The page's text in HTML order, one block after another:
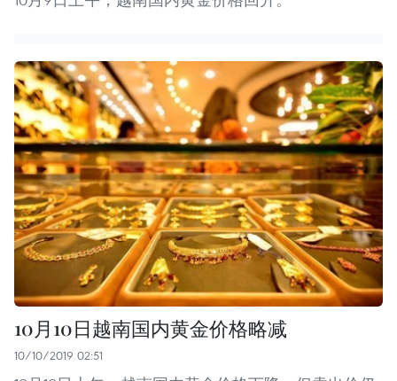
10月10日越南国内黄金价格略减
10/10/2019 02:51